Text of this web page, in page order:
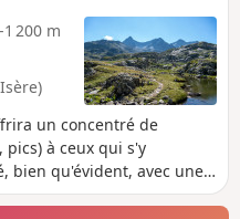
-1 200 m
un concentré de
pics) à ceux qui s'y
bien qu'évident, avec une
Aucune difficulté